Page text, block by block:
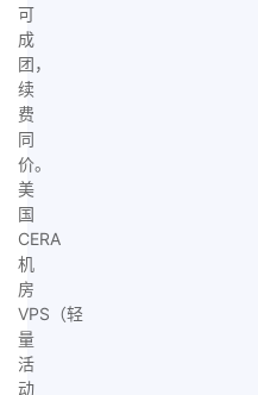
可
成
团，
续
费
同
价。
美
国
CERA
机
房
VPS（轻
量
活
动